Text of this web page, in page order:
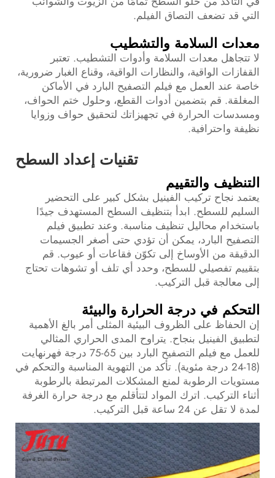
التي قد تضعف التصاق الفيلم.
معدات السلامة والتشطيب
لا تتجاهل معدات السلامة وأدوات التشطيب. تعتبر
القفازات الواقية، والنظارات الواقية، وقناع الغبار ضرورية،
خاصة عند العمل مع فيلم التصفيح البارد في الأماكن
المغلقة. قم بتضمين أدوات القطع، وحلول ختم الحواف،
ومسدسات الحرارة في تجهيزاتك لتحقيق حواف وزوايا
نظيفة واحترافية.
تقنيات إعداد السطح
التنظيف والتقييم
يعتمد نجاح تركيب الفينيل بشكل كبير على التحضير
السليم للسطح. ابدأ بتنظيف السطح المستهدف جيدًا
باستخدام محاليل تنظيف مناسبة. وعند تطبيق فيلم
التصفيح البارد، يمكن أن تؤدي حتى أصغر الجسيمات
الدقيقة من الأوساخ إلى تكوّن فقاعات أو عيوب. قم
بتقييم تفصيلي للسطح، وحدد أي تلف أو تشوهات تحتاج
إلى معالجة قبل التركيب.
التحكم في درجة الحرارة والبيئة
إن الحفاظ على الظروف البيئية المثلى أمر بالغ الأهمية
لتطبيق الفينيل بنجاح. يتراوح المدى الحراري المثالي
للعمل مع فيلم التصفيح البارد بين 65-75 درجة فهرنهايت
(18-24 درجة مئوية). تأكد من التهوية المناسبة والتحكم في
مستويات الرطوبة لمنع المشكلات المرتبطة بالرطوبة
أثناء التركيب. اترك المواد لتتأقلم مع درجة حرارة الغرفة
لمدة لا تقل عن 24 ساعة قبل التركيب.